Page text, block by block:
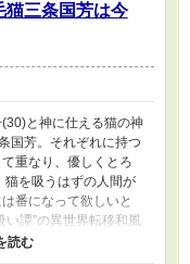
猫三条国芳は今
と神に仕える猫の神
国芳。それぞれに持つ
重なり、優しくとろ
猫を吸うはずの人間が
番になって欲しいと
い譚”の異世界転移和風
無いし悪役令嬢も婚約
ない。ただひたすら